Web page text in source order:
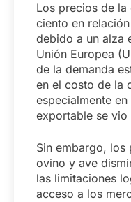
Los precios de
ciento en
debido a un alza
Unión Europea
de la demanda
en el costo de la
especialmente
exportable se vio
Sin embargo, los
ovino y ave
las limitaciones
acceso a los